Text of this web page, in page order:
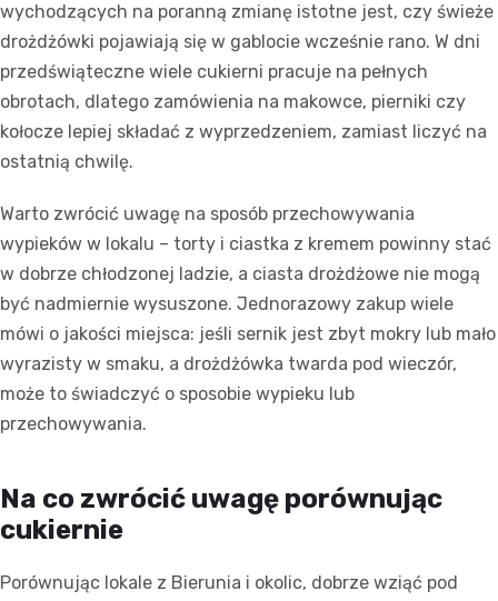
wychodzących na poranną zmianę istotne jest, czy świeże
drożdżówki pojawiają się w gablocie wcześnie rano. W dni
przedświąteczne wiele cukierni pracuje na pełnych
obrotach, dlatego zamówienia na makowce, pierniki czy
kołocze lepiej składać z wyprzedzeniem, zamiast liczyć na
ostatnią chwilę.
Warto zwrócić uwagę na sposób przechowywania
wypieków w lokalu – torty i ciastka z kremem powinny stać
w dobrze chłodzonej ladzie, a ciasta drożdżowe nie mogą
być nadmiernie wysuszone. Jednorazowy zakup wiele
mówi o jakości miejsca: jeśli sernik jest zbyt mokry lub mało
wyrazisty w smaku, a drożdżówka twarda pod wieczór,
może to świadczyć o sposobie wypieku lub
przechowywania.
Na co zwrócić uwagę porównując
cukiernie
Porównując lokale z Bierunia i okolic, dobrze wziąć pod